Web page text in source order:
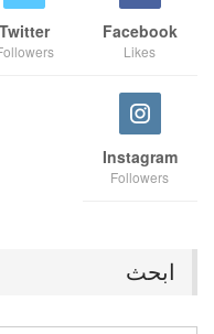
Facebook
Likes
Twitter
Instagram
Followers
ابحث